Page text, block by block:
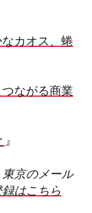
カオス、蜷
ながる商業
』
京のメール
録はこちら